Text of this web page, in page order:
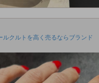
ルクルトを高く売るならブランド